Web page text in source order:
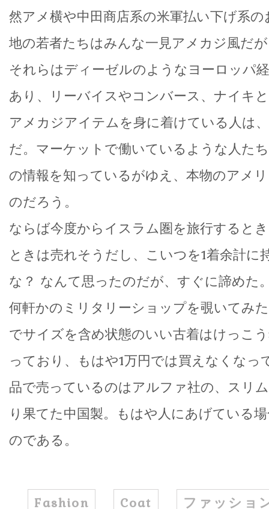
然アメ横や中田商店系の米軍払い下げ系
地の若者たちはみんな一見アメカジ風だ
それらはディーゼルのようなヨーロッパ
あり、リーバイスやコンバース、ナイキ
アメカジアイテムを身に着けている人は
だ。マーケットで働いているような人た
の情報を知っているがゆえ、本物のアメ
のだろう。
ならば今度からイスラム圏を旅行すると
ときは売れそうだし、こいつを1着余計に
な？ なんて思ったのだが、すぐに諦めた
何軒かのミリタリーショップを覗いてみ
でサイズを含め状態のいい古着はけっこ
っており、もはや1万円では買えなくなっ
品で売っているのはアルファ社の、スリ
り果てた中国製。もはや人にあげている
のである。
Fashion Coat ファッショ